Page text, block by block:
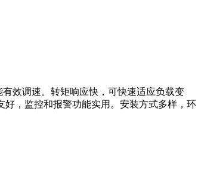
效调速。转矩响应快，可快速适应负载变
，监控和报警功能实用。安装方式多样，环